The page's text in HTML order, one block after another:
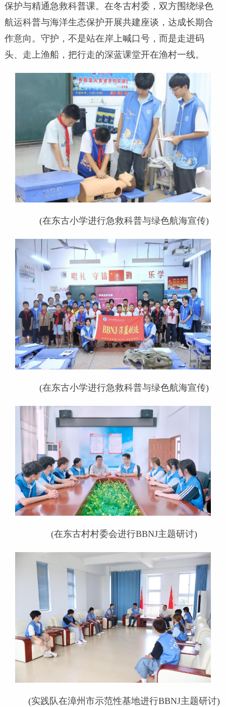
保护与精通急救科普课。在冬古村委，双方围绕绿色
航运科普与海洋生态保护开展共建座谈，达成长期合
作意向。守护，不是站在岸上喊口号，而是走进码
头、走上渔船，把行走的深蓝课堂开在渔村一线。
(在东古小学进行急救科普与绿色航海宣传)
(在东古小学进行急救科普与绿色航海宣传)
(在东古村村委会进行BBNJ主题研讨)
(实践队在漳州市示范性基地进行BBNJ主题研讨)